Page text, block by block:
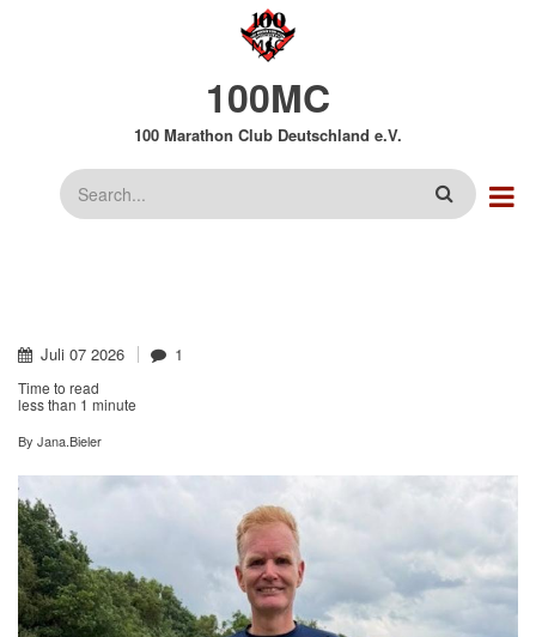
100MC
100 Marathon Club Deutschland e.V.
Suche
Juli 07 2026 1
Time to read
less than 1 minute
By Jana.Bieler